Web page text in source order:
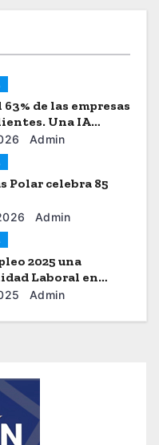
63% de las empresas
Una IA
con la “fuga de
Admin
Polar celebra 85
Admin
2025 una
Laboral en
Admin